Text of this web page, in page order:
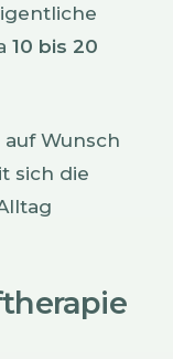
10 bis 20
Wunsch
sich die